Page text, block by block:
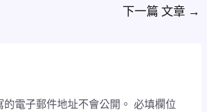
下一篇 文章 →
電子郵件地址不會公開。 必填欄位